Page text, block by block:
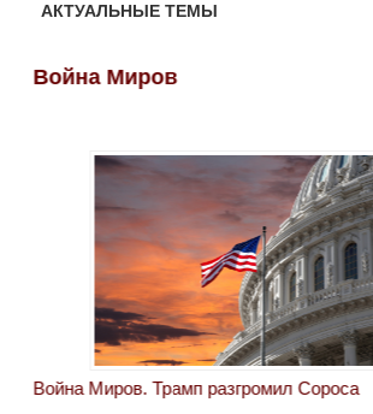
АКТУАЛЬНЫЕ ТЕМЫ
Война Миров
Война Миров. Трамп разгромил Сороса